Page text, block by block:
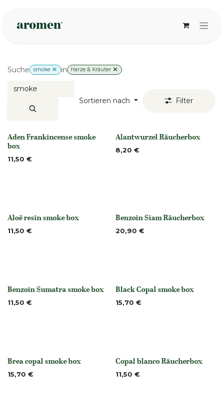
Suche smoke in Harze & Kräuter
Sortieren nach Filter
None
Aden Frankincense smoke
box
11,50 €
None
Alantwurzel Räucherbox
8,20 €
None
Aloë resin smoke box
11,50 € None
Benzoin Siam Räucherbox
20,90 €
None
Benzoin Sumatra smoke box
11,50 € Nicht vorrättig
Black Copal smoke box
15,70 €
Nicht vorrättig
Brea copal smoke box
15,70 € Nicht vorrättig
Copal blanco Räucherbox
11,50 €